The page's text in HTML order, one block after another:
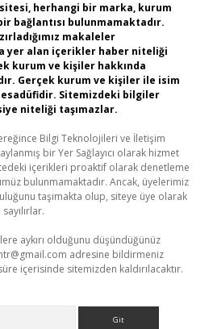
herhangi bir marka, kurum
bağlantısı bulunmamaktadır.
makaleler
yer alan içerikler haber niteliği
kurum ve kişiler hakkında
Gerçek kurum ve kişiler ile isim
Sitemizdeki bilgiler
niteliği taşımazlar.
Bilgi Teknolojileri ve İletişim
bir Yer Sağlayıcı olarak hizmet
içerikleri proaktif olarak denetleme
bulunmamaktadır. Ancak, üyelerimiz
taşımakta olup, siteye üye olarak
aykırı olduğunu düşündüğünüz
adresine bildirmeniz
içerisinde sitemizden kaldırılacaktır.